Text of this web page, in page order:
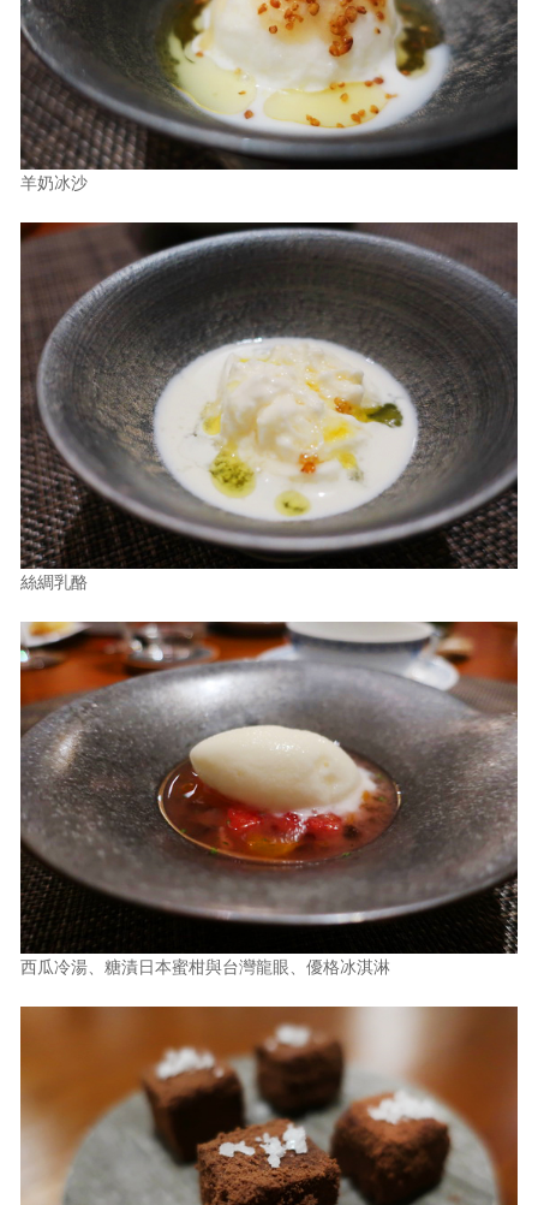
羊奶冰沙
絲綢乳酪
西瓜冷湯、糖漬日本蜜柑與台灣龍眼、優格冰淇淋